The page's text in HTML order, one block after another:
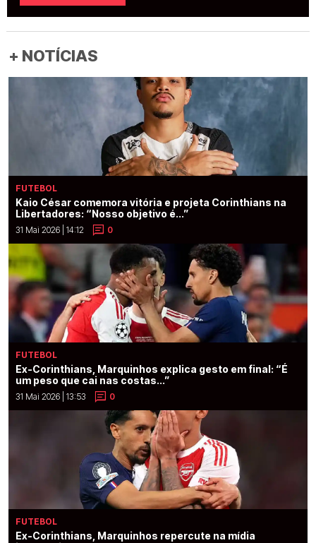
+ NOTÍCIAS
FUTEBOL
Kaio César comemora vitória e projeta Corinthians na
Libertadores: “Nosso objetivo é...”
31 Mai 2026 | 14:12 0
FUTEBOL
Ex-Corinthians, Marquinhos explica gesto em final: “É
um peso que cai nas costas...”
31 Mai 2026 | 13:53 0
FUTEBOL
Ex-Corinthians, Marquinhos repercute na mídia